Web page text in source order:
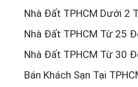
Nhà Đất TPHCM Dưới 2
Nhà Đất TPHCM Từ 25
Nhà Đất TPHCM Từ 30
Bán Khách Sạn Tại